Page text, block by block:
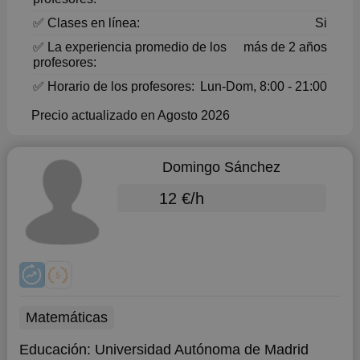
✅ Clases en línea:
Si
✅ La experiencia promedio de los
profesores:
más de 2 años
✅ Horario de los profesores: Lun-Dom, 8:00 - 21:00
Precio actualizado en Agosto 2026
Domingo Sánchez
12 €/h
Matemáticas
Educación: Universidad Autónoma de Madrid